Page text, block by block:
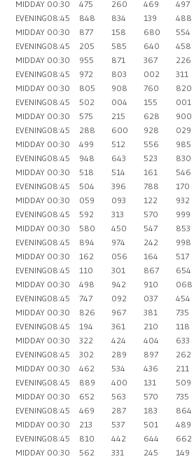
MIDDAY 00:30 475 260 469 497
EVENING08:45 848 834 139 488
MIDDAY 00:30 877 158 680 554
EVENING08:45 205 585 640 458
MIDDAY 00:30 955 871 367 226
EVENING08:45 972 803 002 311
MIDDAY 00:30 805 908 760 820
EVENING08:45 502 004 155 001
MIDDAY 00:30 575 215 628 900
EVENING08:45 288 600 928 029
MIDDAY 00:30 499 512 556 985
EVENING08:45 948 643 523 830
MIDDAY 00:30 518 514 161 546
EVENING08:45 504 396 788 170
MIDDAY 00:30 059 093 122 932
EVENING08:45 592 313 570 999
MIDDAY 00:30 580 450 547 853
EVENING08:45 894 974 242 998
MIDDAY 00:30 162 056 164 517
EVENING08:45 110 301 867 654
MIDDAY 00:30 498 942 910 068
EVENING08:45 747 092 037 454
MIDDAY 00:30 826 967 381 735
EVENING08:45 194 361 210 118
MIDDAY 00:30 322 424 404 633
EVENING08:45 302 289 897 262
MIDDAY 00:30 462 534 436 211
EVENING08:45 889 400 131 509
MIDDAY 00:30 652 563 570 735
EVENING08:45 469 287 183 864
MIDDAY 00:30 213 537 501 489
EVENING08:45 810 442 644 662
MIDDAY 00:30 562 331 245 149